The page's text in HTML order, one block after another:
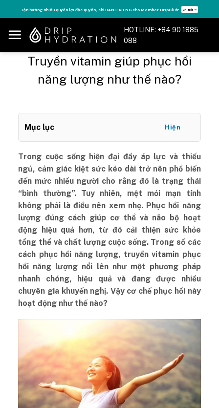
to
content
Tận hưởng nhiều quyền lợi độc quyền, chỉ DÀNH RIÊNG cho Member DripClub! Chi tiết ➝
HOTLINE: +84 90 1885
088
Truyền vitamin giúp phục hồi
năng lượng như thế nào?
Mục lục Hiện
Trong cuộc sống hiện đại đầy áp lực và thiếu
ngủ, cảm giác kiệt sức kéo dài trở nên phổ biến
đến mức nhiều người cho rằng đó là trạng thái
“bình thường”. Tuy nhiên, mệt mỏi mạn tính
không phải là điều nên xem nhẹ. Phục hồi năng
lượng đúng cách giúp cơ thể và não bộ hoạt
động hiệu quả hơn, từ đó cải thiện sức khỏe
tổng thể và chất lượng cuộc sống. Trong số các
cách phục hồi năng lượng, truyền vitamin phục
hồi năng lượng nổi lên như một phương pháp
nhanh chóng, hiệu quả và đang được nhiều
chuyên gia khuyến nghị. Vậy cơ chế phục hồi này
hoạt động như thế nào?